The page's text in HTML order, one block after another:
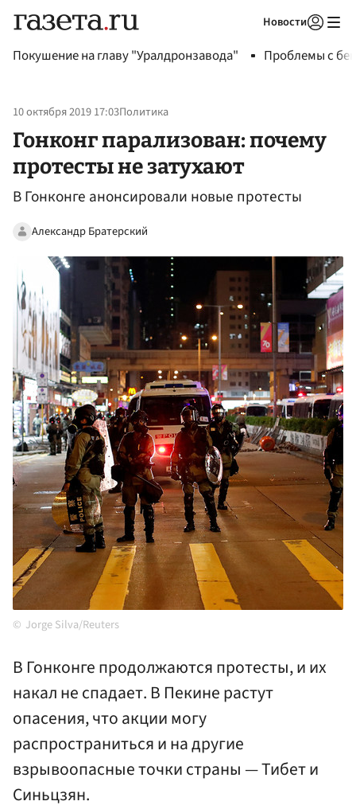
Новости
Покушение на главу "Уралдронзавода" Проблемы с
10 октября 2019 17:03Политика
Гонконг парализован: почему
протесты не затухают
В Гонконге анонсировали новые протесты
Александр Братерский
Jorge Silva/Reuters
В Гонконге продолжаются протесты, и их
накал не спадает. В Пекине растут
опасения, что акции могу
распространиться и на другие
взрывоопасные точки страны — Тибет и
Синьцзян.